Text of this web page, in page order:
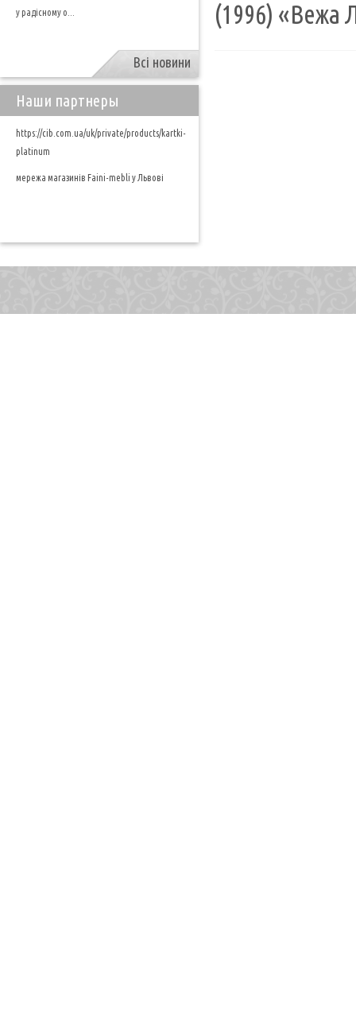
(1996) «Вежа
у радісному о...
Всі новини
Наши партнеры
https://cib.com.ua/uk/private/products/kartki-
platinum
мережа магазинів Faini-mebli у Львові